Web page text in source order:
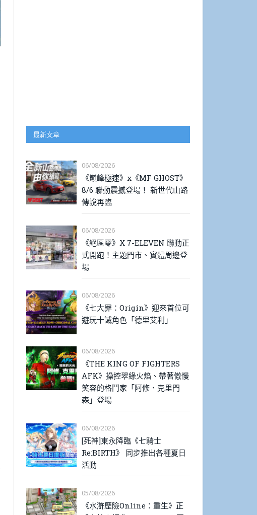
最新文章
06/08/2026
《巔峰極速》x《MF GHOST》
8/6 聯動震撼登場！ 新世代山路
傳說再臨
06/08/2026
《絕區零》X 7-ELEVEN 聯動正
式開跑！主題門市、實體周邊登
場
06/08/2026
《七大罪：Origin》迎來首位可
遊玩十誡角色「德里艾利」
06/08/2026
《THE KING OF FIGHTERS
AFK》操控翠綠火焰、帶著傲慢
笑容的格鬥家「阿修．克里門
森」登場
06/08/2026
[死神]東永降臨《七騎士
Re:BIRTH》 同步推出各種夏日
活動
05/08/2026
《水滸歷險Online：重生》正